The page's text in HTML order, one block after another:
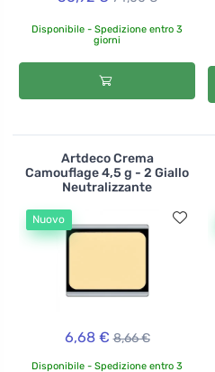
Disponibile - Spedizione entro 3
giorni
Artdeco Crema
Camouflage 4,5 g - 2 Giallo
Neutralizzante
Nuovo
6,68 € 8,66 €
Disponibile - Spedizione entro 3